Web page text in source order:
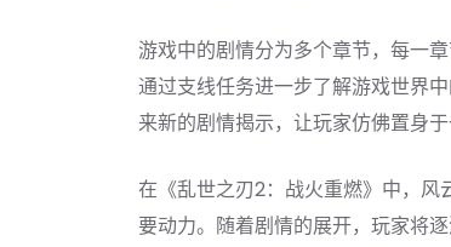
游戏中的剧情分为多个章节，每一
通过支线任务进一步了解游戏世界
来新的剧情揭示，让玩家仿佛置身
在《乱世之刃2：战火重燃》中，
要动力。随着剧情的展开，玩家将